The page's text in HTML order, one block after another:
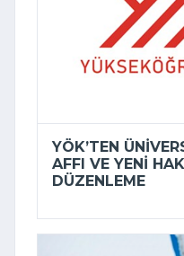
YÖK’TEN
AFFI VE YENI
DÜZENLEME